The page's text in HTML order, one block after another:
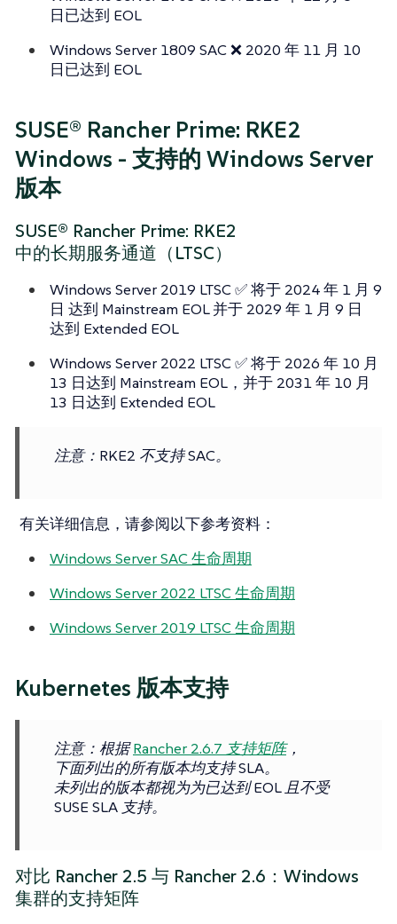
日已达到 EOL
Windows Server 1809 SAC ❌ 2020 年 11 月 10
日已达到 EOL
SUSE® Rancher Prime: RKE2
Windows - 支持的 Windows Server
版本
SUSE® Rancher Prime: RKE2
中的长期服务通道（LTSC）
Windows Server 2019 LTSC ✅ 将于 2024 年 1 月 9
日 达到 Mainstream EOL 并于 2029 年 1 月 9 日
达到 Extended EOL
Windows Server 2022 LTSC ✅ 将于 2026 年 10 月
13 日达到 Mainstream EOL，并于 2031 年 10 月
13 日达到 Extended EOL
注意：RKE2 不支持 SAC。
有关详细信息，请参阅以下参考资料：
Windows Server SAC 生命周期
Windows Server 2022 LTSC 生命周期
Windows Server 2019 LTSC 生命周期
Kubernetes 版本支持
注意：根据Rancher 2.6.7 支持矩阵，
下面列出的所有版本均支持 SLA。
未列出的版本都视为为已达到 EOL 且不受
SUSE SLA 支持。
对比 Rancher 2.5 与 Rancher 2.6：Windows
集群的支持矩阵